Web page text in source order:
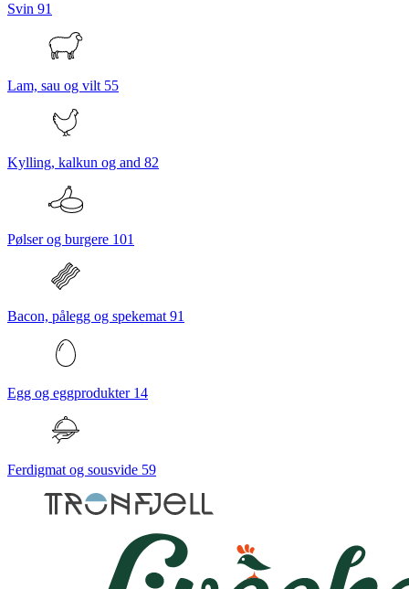
Svin 91
Lam, sau og vilt 55
Kylling, kalkun og and 82
Pølser og burgere 101
Bacon, pålegg og spekemat 91
Egg og eggprodukter 14
Ferdigmat og sousvide 59